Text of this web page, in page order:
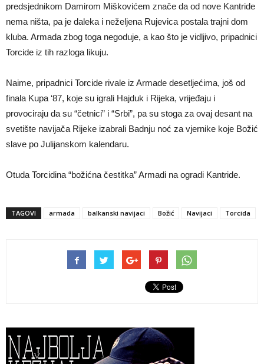
predsjednikom Damirom Miškovićem znače da od nove Kantride
nema ništa, pa je daleka i neželjena Rujevica postala trajni dom
kluba. Armada zbog toga negoduje, a kao što je vidljivo, pripadnici
Torcide iz tih razloga likuju.
Naime, pripadnici Torcide rivale iz Armade desetljećima, još od
finala Kupa ‘87, koje su igrali Hajduk i Rijeka, vrijeđaju i
provociraju da su “četnici” i “Srbi”, pa su stoga za ovaj desant na
svetište navijača Rijeke izabrali Badnju noć za vjernike koje Božić
slave po Julijanskom kalendaru.
Otuda Torcidina “božićna čestitka” Armadi na ogradi Kantride.
TAGOVI armada balkanski navijaci Božić Navijaci Torcida